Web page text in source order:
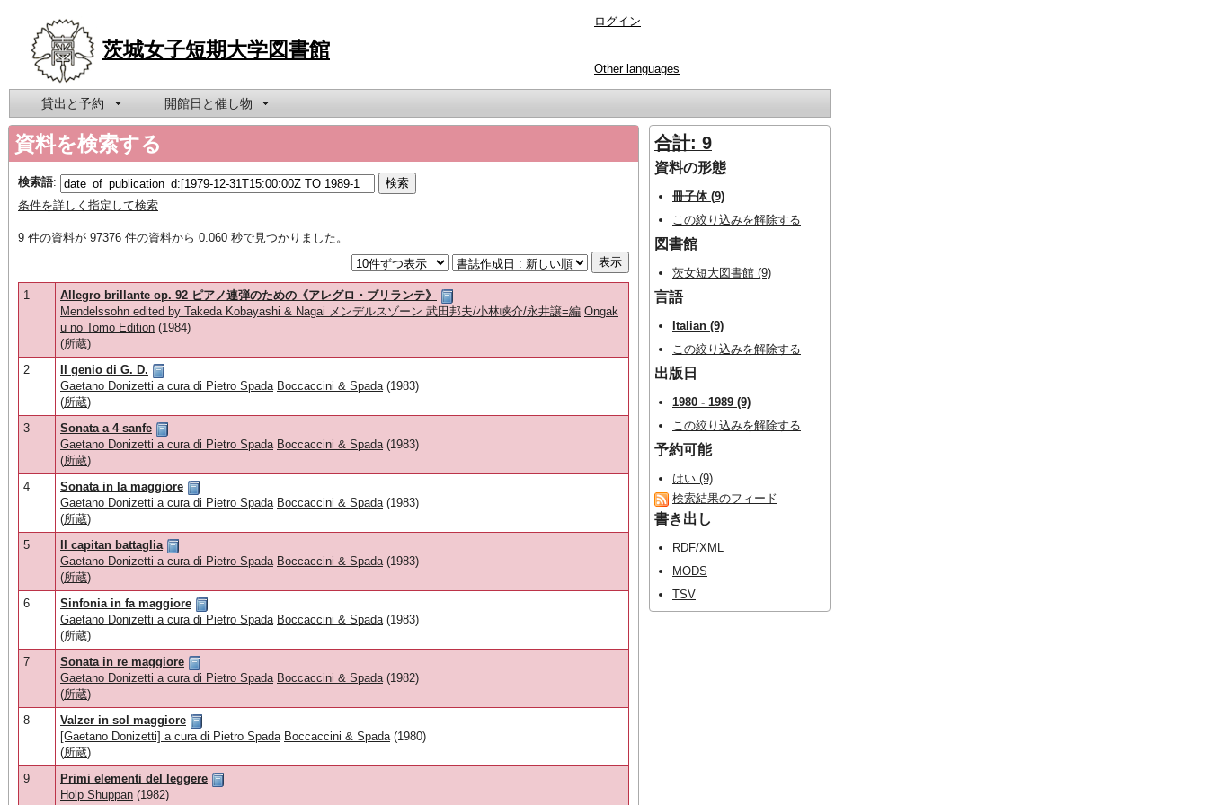
茨城女子短期大学図書館
ログイン
Other languages
貸出と予約 開館日と催し物
資料を検索する
検索語:
条件を詳しく指定して検索
9 件の資料が 97376 件の資料から 0.060 秒で見つかりました。
1
Allegro brillante op. 92 ピアノ連弾のための《アレグロ・ブリランテ》
Mendelssohn edited by Takeda Kobayashi & Nagai メンデルスゾーン 武田邦夫/小林峡介/永井譲=編 Ongak
u no Tomo Edition (1984)
(所蔵)
2
Il genio di G. D.
Gaetano Donizetti a cura di Pietro Spada Boccaccini & Spada(1983)
(所蔵)
3
Sonata a 4 sanfe
Gaetano Donizetti a cura di Pietro Spada Boccaccini & Spada(1983)
(所蔵)
4
Sonata in la maggiore
Gaetano Donizetti a cura di Pietro Spada Boccaccini & Spada(1983)
(所蔵)
5
Il capitan battaglia
Gaetano Donizetti a cura di Pietro Spada Boccaccini & Spada(1983)
(所蔵)
6
Sinfonia in fa maggiore
Gaetano Donizetti a cura di Pietro Spada Boccaccini & Spada(1983)
(所蔵)
7
Sonata in re maggiore
Gaetano Donizetti a cura di Pietro Spada Boccaccini & Spada(1982)
(所蔵)
8
Valzer in sol maggiore
[Gaetano Donizetti] a cura di Pietro Spada Boccaccini & Spada(1980)
(所蔵)
9
Primi elementi del leggere
Holp Shuppan (1982)
合計: 9
資料の形態
冊子体 (9)
この絞り込みを解除する
図書館
茨女短大図書館 (9)
言語
Italian (9)
この絞り込みを解除する
出版日
1980 - 1989 (9)
この絞り込みを解除する
予約可能
はい (9)
検索結果のフィード
書き出し
RDF/XML
MODS
TSV